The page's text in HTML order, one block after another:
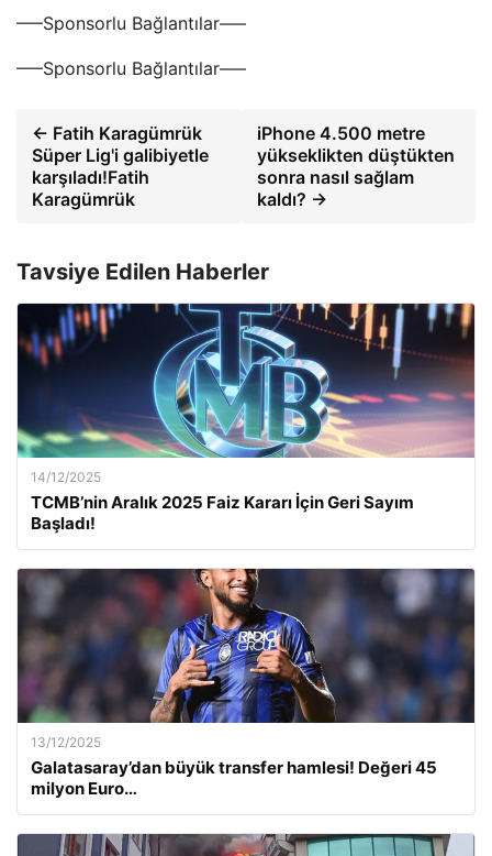
—–Sponsorlu Bağlantılar—–
—–Sponsorlu Bağlantılar—–
← Fatih Karagümrük
Süper Lig'i galibiyetle
karşıladı!Fatih
Karagümrük
iPhone 4.500 metre
yükseklikten düştükten
sonra nasıl sağlam
kaldı? →
Tavsiye Edilen Haberler
14/12/2025
TCMB’nin Aralık 2025 Faiz Kararı İçin Geri Sayım
Başladı!
13/12/2025
Galatasaray’dan büyük transfer hamlesi! Değeri 45
milyon Euro…